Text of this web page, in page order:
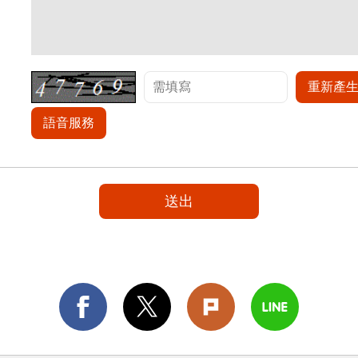
重新產
語音服務